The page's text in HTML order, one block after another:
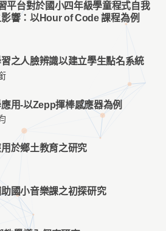
平台對於國小四年級學童程式自我
響：以Hour of Code 課程為例
之人臉辨識以建立學生點名系統
用-以Zepp揮棒感應器為例
於鄉土教育之研究
國小音樂課之初探研究